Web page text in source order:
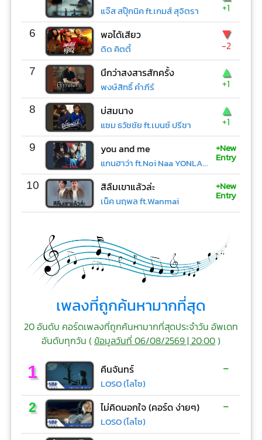
แจ๊ส สปุ๊กนิค ft.เกมส์ สุจิตรา +1
6 พอได้เสียว
ดิด คิตตี้
▼
-2
7 นึกว่าสงสารสักครั้ง
พงษ์สิทธิ์ คำภีร์
▲
+1
8 บ่สมนาง
แซม ธวัชชัย ft.เบนซ์ ปรีชา
▲
+1
9 you and me
แกนฮาว่า ft.Noi Naa YONLAPA
+New
Entry
10 สิลืมเขาแล้วล่ะ
เน็ค นฤพล ft.Wanmai
+New
Entry
เพลงที่ถูกค้นหามากที่สุด
20 อันดับ คอร์ดเพลงที่ถูกค้นหามากที่สุดประจำวัน อัพเดท
อันดับทุกวัน (ข้อมูลวันที่ 06/08/2569 | 20:00)
1 คืนจันทร์
LOSO (โลโซ)
-
2 ไม่คิดนอกใจ (คอร์ด ง่ายๆ)
LOSO (โลโซ)
-